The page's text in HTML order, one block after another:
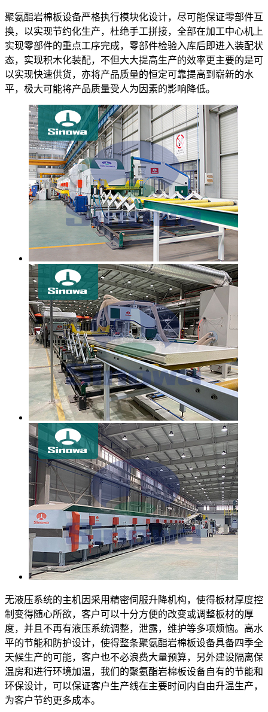
聚氨酯岩棉板设备严格执行模块化设计，尽可能保证零部件互
换，以实现节约化生产，杜绝手工拼接，全部在加工中心机上
实现零部件的重点工序完成，零部件检验入库后即进入装配状
态，实现积木化装配，不但大大提高生产的效率更主要的是可
以实现快速供货，亦将产品质量的恒定可靠提高到崭新的水
平，极大可能将产品质量受人为因素的影响降低。
无液压系统的主机因采用精密伺服升降机构，使得板材厚度控
制变得随心所欲，客户可以十分方便的改变或调整板材的厚
度，并且不再有液压系统调整，泄露，维护等多项烦恼。高水
平的节能和防护设计，使得整条聚氨酯岩棉板设备具备四季全
天候生产的可能，客户也不必浪费大量预算，另外建设隔离保
温房和进行环境加温，我们的聚氨酯岩棉板设备自有的节能和
环保设计，可以保证客户生产线在主要时间内自由升温生产，
为客户节约更多成本。